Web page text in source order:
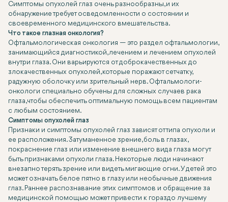
Симптомы опухолей глаз очень разнообразны, и их
обнаружение требует осведомленности о состоянии и
своевременного медицинского вмешательства.
Что такое глазная онкология?
Офтальмологическая онкология — это раздел офтальмологии,
занимающийся диагностикой, лечением и лечением опухолей
внутри глаза. Они варьируются от доброкачественных до
злокачественных опухолей, которые поражают сетчатку,
радужную оболочку или зрительный нерв. Офтальмологи-
онкологи специально обучены для сложных случаев рака
глаза, чтобы обеспечить оптимальную помощь всем пациентам
с любым состоянием.
Симптомы опухолей глаз
Признаки и симптомы опухолей глаз зависят от типа опухоли и
ее расположения. Затуманенное зрение, боль в глазах,
покраснение глаз или изменение внешнего вида глаза могут
быть признаками опухоли глаза. Некоторые люди начинают
внезапно терять зрение или видеть мигающие огни. У детей это
может означать белое пятно в глазу или необычные движения
глаз. Раннее распознавание этих симптомов и обращение за
медицинской помощью может привести к гораздо лучшему